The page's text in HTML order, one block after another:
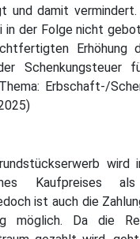
und damit
in der Folge nicht
Erhöhung
Schenkungsteuer
Erbschaft-/
Kaufpreises als
ist auch die
möglich. Da die